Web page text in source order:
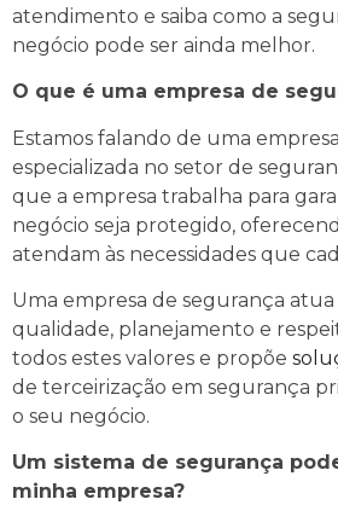
atendimento e saiba como a
negócio pode ser ainda melhor.
O que é uma empresa de
Estamos falando de uma
especializada no setor de
que a empresa trabalha para
negócio seja protegido,
atendam às necessidades que
Uma empresa de segurança atua
qualidade, planejamento e
todos estes valores e propõe
de terceirização em segurança
o seu negócio.
Um sistema de segurança
minha empresa?